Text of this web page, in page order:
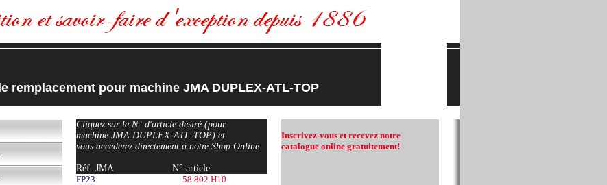
remplacement pour machine JMA DUPLEX-ATL-TOP
Cliquez sur le N° d'article désiré (pour
machine JMA DUPLEX-ATL-TOP) et
vous accéderez directement à notre Shop Online.
Réf. JMA
N° article
FP23
58.802.H10
Inscrivez-vous et recevez notre
catalogue online gratuitement!